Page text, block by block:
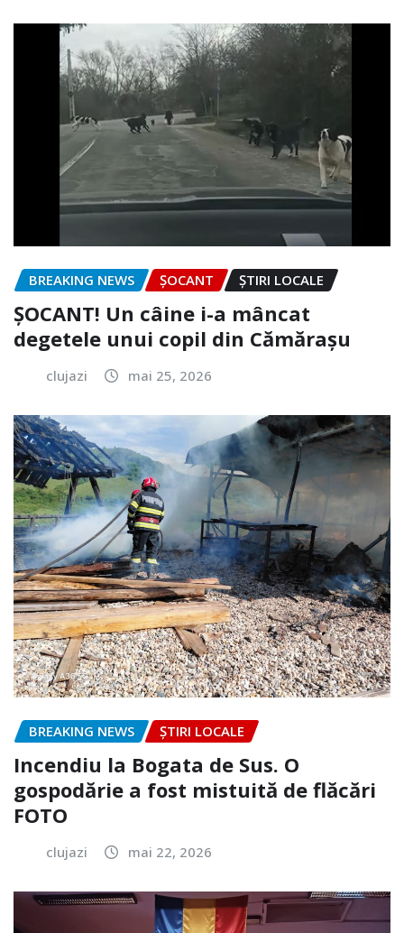
BREAKING NEWS ȘOCANT ȘTIRI LOCALE
ȘOCANT! Un câine i-a mâncat
degetele unui copil din Cămărașu
clujazi mai 25, 2026
BREAKING NEWS ȘTIRI LOCALE
Incendiu la Bogata de Sus. O
gospodărie a fost mistuită de flăcări
FOTO
clujazi mai 22, 2026